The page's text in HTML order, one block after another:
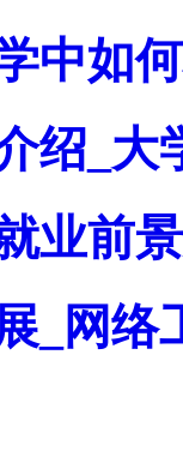
中如
绍_大
业前
_网络